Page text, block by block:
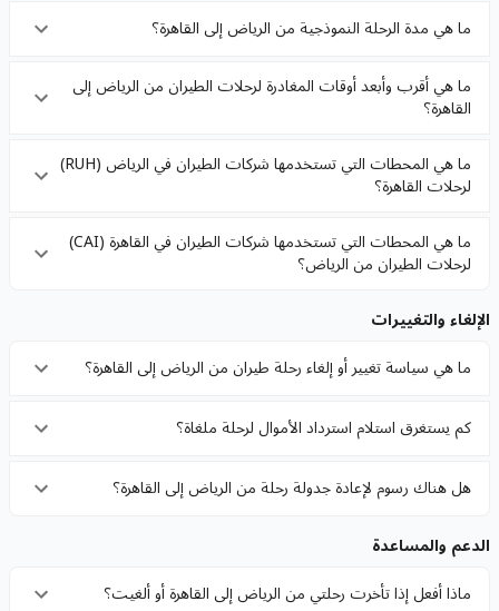
ما هي مدة الرحلة النموذجية من الرياض إلى القاهرة؟
ما هي أقرب وأبعد أوقات المغادرة لرحلات الطيران من الرياض إلى
القاهرة؟
ما هي المحطات التي تستخدمها شركات الطيران في الرياض (RUH)
لرحلات القاهرة؟
ما هي المحطات التي تستخدمها شركات الطيران في القاهرة (CAI)
لرحلات الطيران من الرياض؟
الإلغاء والتغييرات
ما هي سياسة تغيير أو إلغاء رحلة طيران من الرياض إلى القاهرة؟
كم يستغرق استلام استرداد الأموال لرحلة ملغاة؟
هل هناك رسوم لإعادة جدولة رحلة من الرياض إلى القاهرة؟
الدعم والمساعدة
ماذا أفعل إذا تأخرت رحلتي من الرياض إلى القاهرة أو ألغيت؟